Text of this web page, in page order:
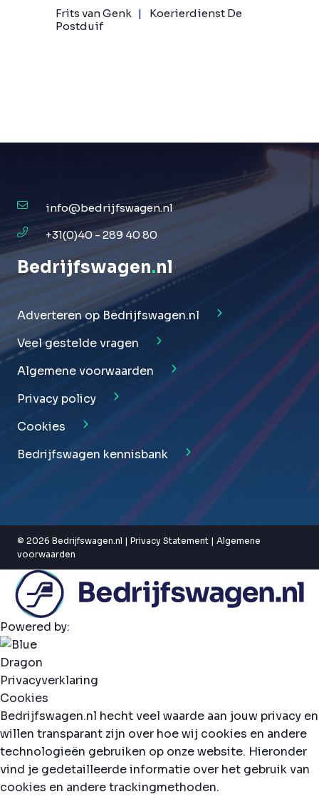
Frits van Genk
Koerierdienst De
Postduif
info@bedrijfswagen.nl
+31(0)40 - 289 40 80
Bedrijfswagen.nl
Adverteren op Bedrijfswagen.nl
Veel gestelde vragen
Algemene voorwaarden
Privacy policy
Cookies
Bedrijfswagen kennisbank
© 2026 Bedrijfswagen.nl | Privacy Statement | Algemene
voorwaarden
Powered by:
Privacyverklaring
Cookies
Bedrijfswagen.nl hecht veel waarde aan jouw privacy en
willen transparant zijn over hoe wij cookies en andere
technologieën gebruiken op onze website. Hieronder
vind je gedetailleerde informatie over het gebruik van
cookies en andere trackingmethoden.